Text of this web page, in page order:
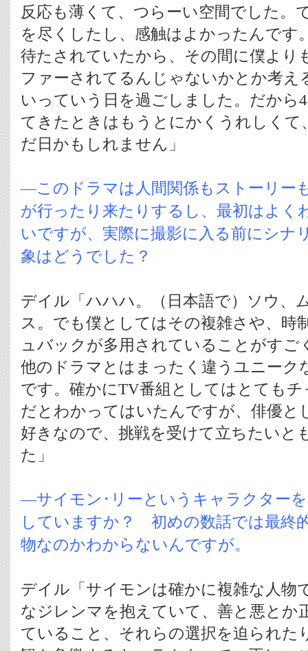
反応も薄くて、つらーい空間でした。
を尽くしたし、感触はよかったんです
待たされていたから、その間に僕より
ファーされてるんじゃないかとか考え
いっていう日を過ごしました。だから
てきたときはもうとにかくうれしくて
だ日かもしれません」
―このドラマは人間関係もストーリー
が行ったり来たりするし、最初はよく
いですが、実際に撮影に入る前にシナ
象はどうでした？
デイル「ハハハ。（日本語で）ソウ、
ス。でも僕としてはその複雑さや、時
ュバックが多用されていることがすご
他のドラマとはまったく違うユニーク
です。確かにTV番組としてはとても
だとわかってはいたんですが、俳優と
好きなので、挑戦を受けて立ちたいと
た」
―サイモン･リーというキャラクター
していますか？ 初めの数話では最終
物なのかわからないんですが。
デイル「サイモンは確かに複雑な人物
なジレンマを抱えていて、善と悪とか
ていること、それらの選択を迫られた